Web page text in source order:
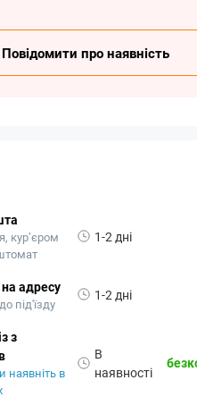
Повідомити про наявність
кур’єром
1-2 дні
адресу
під'їзду
1-2 дні
з
наявніть в
В
наявності